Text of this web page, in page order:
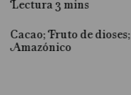
Lectura 3 mins
Cacao; Fruto de
Amazónico